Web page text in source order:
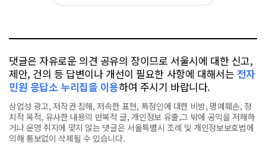
댓글은 자유로운 의견 공유의 장이므로 서울시에 대한 신고,
제안, 건의 등 답변이나 개선이 필요한 사항에 대해서는 전자
민원 응답소 누리집을 이용하여 주시기 바랍니다.
상업성 광고, 저작권 침해, 저속한 표현, 특정인에 대한 비방, 명예훼손, 정
치적 목적, 유사한 내용의 반복적 글, 개인정보 유출,그 밖에 공익을 저해하
거나 운영 취지에 맞지 않는 댓글은 서울특별시 조례 및 개인정보보호법에
의해 통보없이 삭제될 수 있습니다.